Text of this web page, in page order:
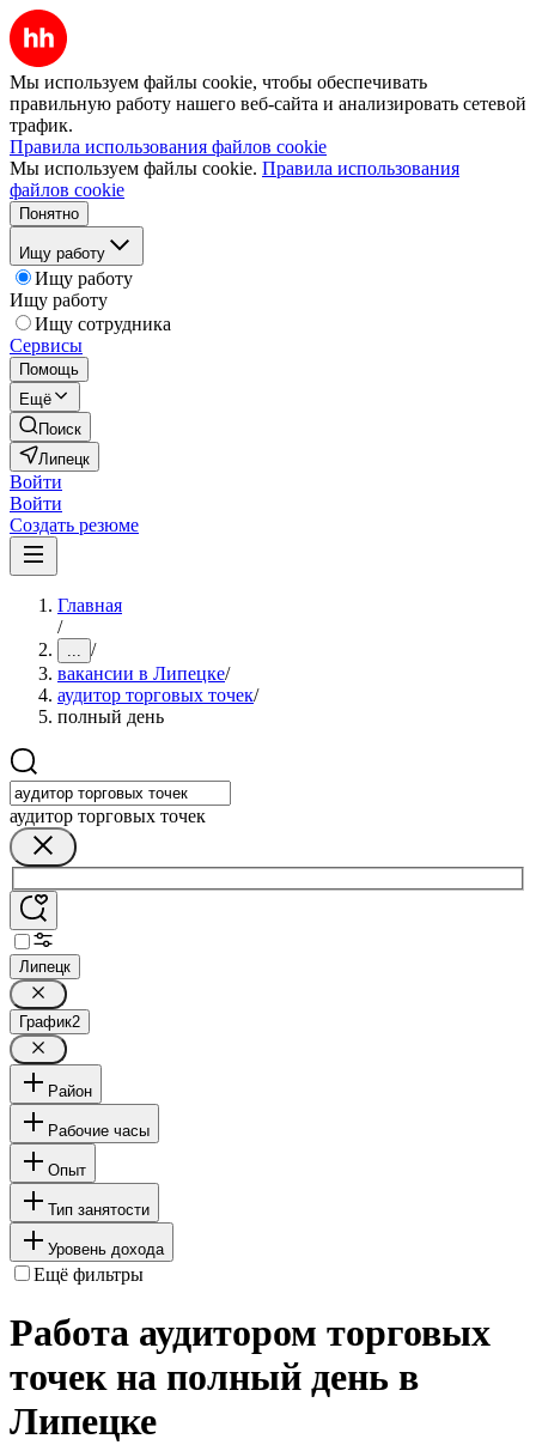
Мы используем файлы cookie, чтобы обеспечивать
правильную работу нашего веб-сайта и анализировать сетевой
трафик.
Правила использования файлов cookie
Мы используем файлы cookie. Правила использования
файлов cookie
Понятно
Ищу работу
Ищу работу
Ищу работу
Ищу сотрудника
Сервисы
Помощь
Ещё
Поиск
Липецк
Войти
Войти
Создать резюме
Главная
/
... /
вакансии в Липецке/
аудитор торговых точек/
полный день
аудитор торговых точек
Липецк
График2
Район
Рабочие часы
Опыт
Тип занятости
Уровень дохода
Ещё фильтры
Работа аудитором торговых
точек на полный день в
Липецке